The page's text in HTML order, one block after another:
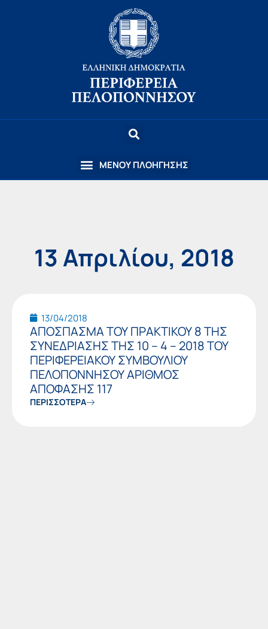
13 Απριλίου, 2018
13/04/2018
ΑΠΟΣΠΑΣΜΑ ΤΟΥ ΠΡΑΚΤΙΚΟΥ 8 ΤΗΣ
ΣΥΝΕΔΡΙΑΣΗΣ ΤΗΣ 10 – 4 – 2018 ΤΟΥ
ΠΕΡΙΦΕΡΕΙΑΚΟΥ ΣΥΜΒΟΥΛΙΟΥ
ΠΕΛΟΠΟΝΝΗΣΟΥ ΑΡΙΘΜΟΣ
ΑΠΟΦΑΣΗΣ 117
ΠΕΡΙΣΣΟΤΕΡΑ